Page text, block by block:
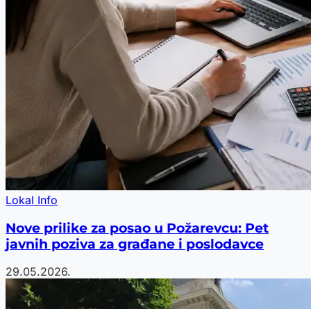
Lokal Info
Nove prilike za posao u Požarevcu: Pet
javnih poziva za građane i poslodavce
29.05.2026.